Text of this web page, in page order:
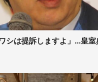
シは提訴しますよ」...皇